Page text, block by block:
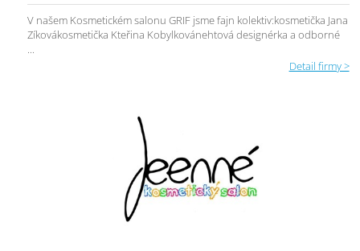
V našem Kosmetickém salonu GRIF jsme fajn kolektiv:kosmetička Jana
Zíkovákosmetička Kteřina Kobylkovánehtová designérka a odborné
...
Detail firmy >